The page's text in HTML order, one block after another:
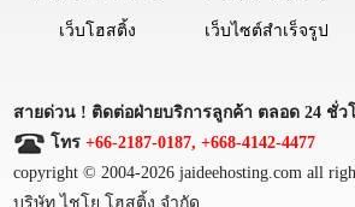
เว็บโฮสติ้ง เว็บไซต์สำเร็จรูป
สายด่วน ! ติดต่อฝ่ายบริการลูกค้า ตลอด 24 ชั่ว
โทร+66-2187-0187, +668-4142-4477
copyright © 2004-2026 jaideehosting.com all
บริษัท ไชโย โฮสติ้ง จำกัด